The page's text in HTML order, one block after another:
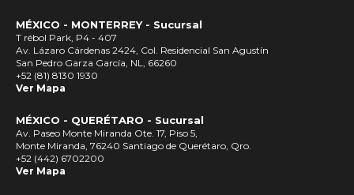
MÉXICO - MONTERREY - Sucursal
T rébol Park, P4 - 407
Av. Lázaro Cárdenas 2424, Col. Residencial San Agustín
San Pedro Garza García, NL, 66260
+52 (81) 8130 1930
Ver Mapa
MÉXICO - QUERÉTARO - Sucursal
Av. Paseo Monte Miranda Ote. 17, Piso 5,
Monte Miranda, 76240 Santiago de Querétaro, Qro.
+52 (442) 6702200
Ver Mapa